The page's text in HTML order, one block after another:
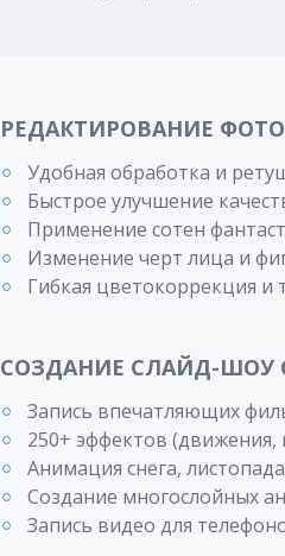
РЕДАКТИРОВАНИЕ
Удобная обработка и
Быстрое улучшение
Применение сотен
Изменение черт лица и
Гибкая цветокоррекция
СОЗДАНИЕ СЛАЙД-ШОУ
Запись впечатляющих
250+ эффектов
Анимация снега,
Создание многослойных
Запись видео для